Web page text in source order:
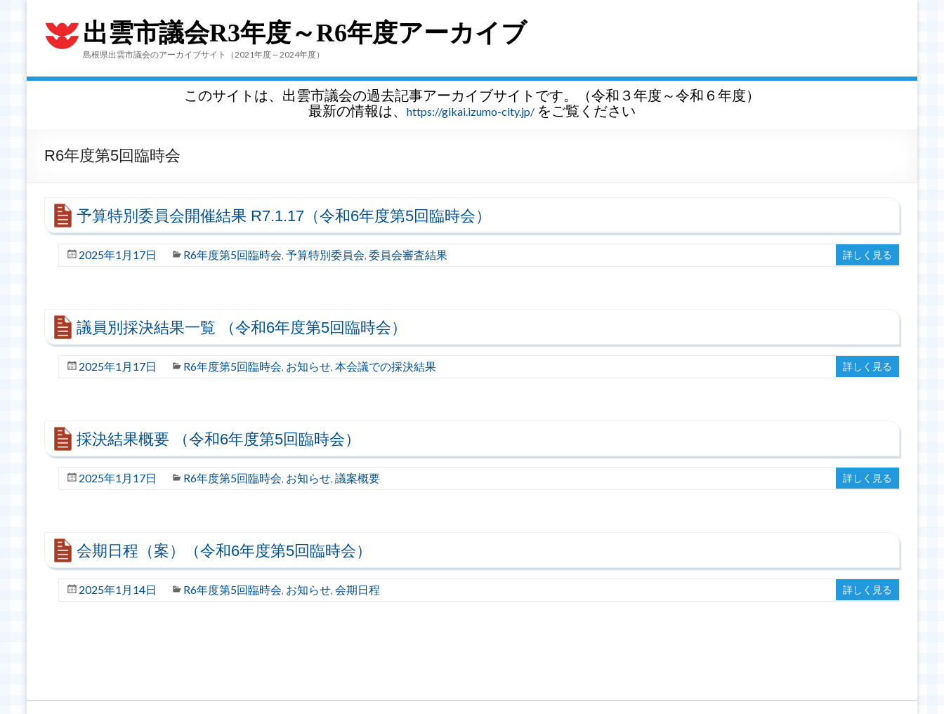
出雲市議会R3年度～R6年度アーカイブ
島根県出雲市議会のアーカイブサイト（2021年度～2024年度）
このサイトは、出雲市議会の過去記事アーカイブサイトです。（令和３年度～令和６年度）
最新の情報は、
https://gikai.izumo-city.jp/ をご覧ください
R6年度第5回臨時会
予算特別委員会開催結果 R7.1.17（令和6年度第5回臨時会）
2025年1月17日 R6年度第5回臨時会, 予算特別委員会, 委員会審査結果 詳しく見る
議員別採決結果一覧 （令和6年度第5回臨時会）
2025年1月17日 R6年度第5回臨時会, お知らせ, 本会議での採決結果 詳しく見る
採決結果概要 （令和6年度第5回臨時会）
2025年1月17日 R6年度第5回臨時会, お知らせ, 議案概要 詳しく見る
会期日程（案）（令和6年度第5回臨時会）
2025年1月14日 R6年度第5回臨時会, お知らせ, 会期日程 詳しく見る